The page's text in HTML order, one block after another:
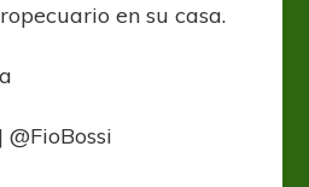
en su casa.